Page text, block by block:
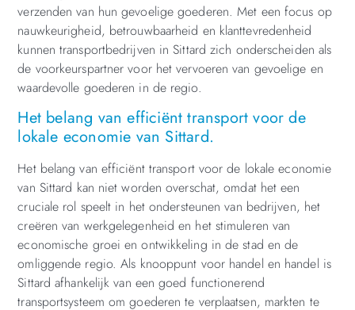
verzenden van hun gevoelige goederen. Met een focus op
nauwkeurigheid, betrouwbaarheid en klanttevredenheid
kunnen transportbedrijven in Sittard zich onderscheiden als
de voorkeurspartner voor het vervoeren van gevoelige en
waardevolle goederen in de regio.
Het belang van efficiënt transport voor de
lokale economie van Sittard.
Het belang van efficiënt transport voor de lokale economie
van Sittard kan niet worden overschat, omdat het een
cruciale rol speelt in het ondersteunen van bedrijven, het
creëren van werkgelegenheid en het stimuleren van
economische groei en ontwikkeling in de stad en de
omliggende regio. Als knooppunt voor handel en handel is
Sittard afhankelijk van een goed functionerend
transportsysteem om goederen te verplaatsen, markten te